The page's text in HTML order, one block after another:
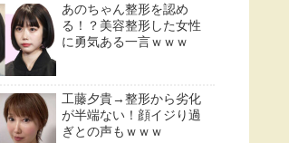
あのちゃん整形を認め
る！？美容整形した女性
に勇気ある一言ｗｗｗ
工藤夕貴→整形から劣化
が半端ない！顔イジり過
ぎとの声もｗｗｗ